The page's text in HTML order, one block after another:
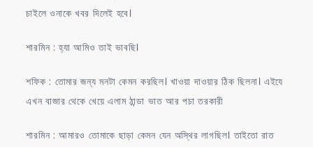
চাইলে ওনাকে খবর দিলেই হবে।
শারমিন : হ্যা আমিও তাই ভাবছি।
শফিক : তোমার জন্য মনটা কেমন করছিল। খাওয়া দাওয়ার ঠিক ছিলনা। এইযে
এখন বাজার থেকে খেয়ে এলাম ঠান্ডা ভাত আর পচা তরকারী
শারমিন : আমারও তোমাকে ছাড়া কেমন যেন অস্থির লাগছিল। তাইতো রাত